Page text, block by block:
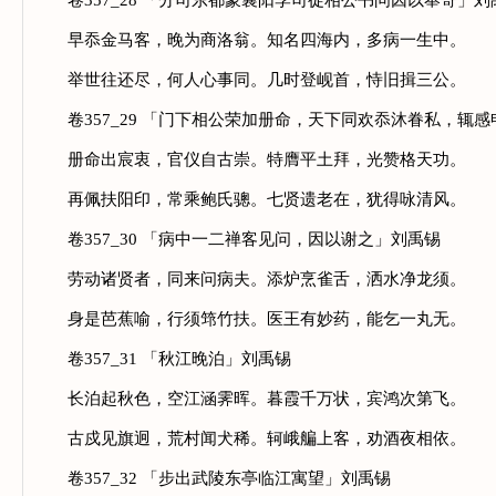
早忝金马客，晚为商洛翁。知名四海内，多病一生中。
举世往还尽，何人心事同。几时登岘首，恃旧揖三公。
卷357_29 「门下相公荣加册命，天下同欢忝沐眷私，辄感
册命出宸衷，官仪自古崇。特膺平土拜，光赞格天功。
再佩扶阳印，常乘鲍氏骢。七贤遗老在，犹得咏清风。
卷357_30 「病中一二禅客见问，因以谢之」刘禹锡
劳动诸贤者，同来问病夫。添炉烹雀舌，洒水净龙须。
身是芭蕉喻，行须筇竹扶。医王有妙药，能乞一丸无。
卷357_31 「秋江晚泊」刘禹锡
长泊起秋色，空江涵霁晖。暮霞千万状，宾鸿次第飞。
古戍见旗迥，荒村闻犬稀。轲峨艑上客，劝酒夜相依。
卷357_32 「步出武陵东亭临江寓望」刘禹锡